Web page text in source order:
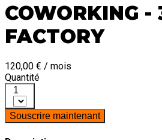
COWORKING -
FACTORY
120,00 € / mois
Quantité
1
Souscrire maintenant